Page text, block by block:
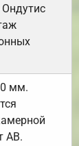
мм.
АВ.